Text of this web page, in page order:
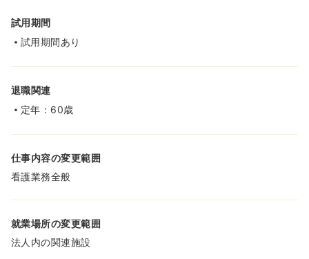
試用期間
試用期間あり
退職関連
定年：60歳
仕事内容の変更範囲
看護業務全般
就業場所の変更範囲
法人内の関連施設